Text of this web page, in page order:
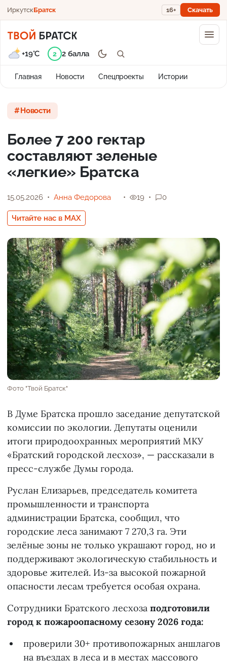
ИркутскБратск 16+ Скачать
Главная Новости Спецпроекты Истории
+19°C 2 2 балла
Новости
Более 7 200 гектар
составляют зеленые
«легкие» Братска
15.05.2026 Анна Федорова
Читайте нас в MAX
19 0
Фото "Твой Братск"
В Думе Братска прошло заседание депутатской
комиссии по экологии. Депутаты оценили
итоги природоохранных мероприятий МКУ
«Братский городской лесхоз», — рассказали в
пресс-службе Думы города.
Руслан Елизарьев, председатель комитета
промышленности и транспорта
администрации Братска, сообщил, что
городские леса занимают 7 270,3 га. Эти
зелёные зоны не только украшают город, но и
поддерживают экологическую стабильность и
здоровье жителей. Из-за высокой пожарной
опасности лесам требуется особая охрана.
Сотрудники Братского лесхоза подготовили
город к пожароопасному сезону 2026 года:
проверили 30+ противопожарных аншлагов
на въездах в леса и в местах массового